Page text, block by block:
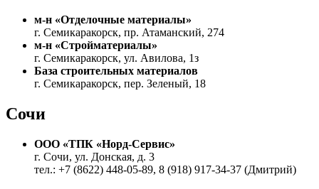
м-н «Отделочные материалы»
г. Семикаракорск, пр. Атаманский, 274
м-н «Стройматериалы»
г. Семикаракорск, ул. Авилова, 1з
База строительных материалов
г. Семикаракорск, пер. Зеленый, 18
Сочи
ООО «ТПК «Норд-Сервис»
г. Сочи, ул. Донская, д. 3
тел.: +7 (8622) 448-05-89, 8 (918) 917-34-37 (Дмитрий)